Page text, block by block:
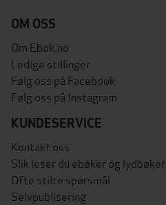
OM OSS
Om Ebok.no
Ledige stillinger
Følg oss på Facebook
Følg oss på Instagram
KUNDESERVICE
Kontakt oss
Slik leser du ebøker og lydbøker
Ofte stilte spørsmål
Selvpublisering